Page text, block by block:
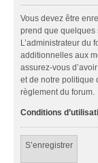
Vous devez être
prend que quelques
L’administrateur du
additionnelles aux
assurez-vous
et de notre politique
règlement du forum.
Conditions
S’enregistrer